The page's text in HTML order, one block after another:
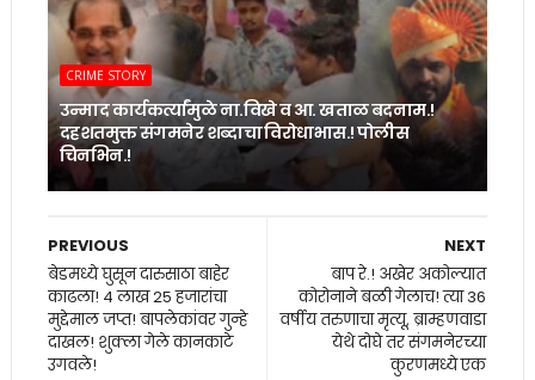
CRIME STORY
उन्माद कार्यकर्त्यांमुळे ना.विखे व आ. खताळ बदनाम.!
दहशतमुक्त संगमनेर शब्दाचा विरोधाभास.! पोलीस
चिनभिन.!
NEXT
बाप रे.! अखेर अकोल्यात
कोरोनाने बळी गेलाच! त्या 36
वर्षीय तरुणाचा मृत्यू, ब्राम्हणवाडा
येथे दोघे तर संगमनेरच्या
कुरणमध्ये एक
PREVIOUS
बेडमध्ये घुसून दारुसाठा बाहेर
काढला! 4 लाख 25 हजारांचा
मुद्देमाल जप्त! बापलेकांवर गुन्हे
दाखल! शुक्ला गेले कानकाटे
उगवले!